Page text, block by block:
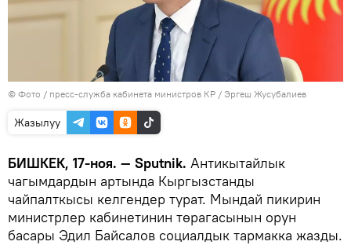
© Фото / пресс-служба кабинета министров КР / Эргеш Жусубалиев
Жазылуу
БИШКЕК, 17-ноя. — Sputnik. Антикытайлык
чагымдардын артында Кыргызстанды
чайпалткысы келгендер турат. Мындай пикирин
министрлер кабинетинин төрагасынын орун
басары Эдил Байсалов социалдык тармакка жазды.